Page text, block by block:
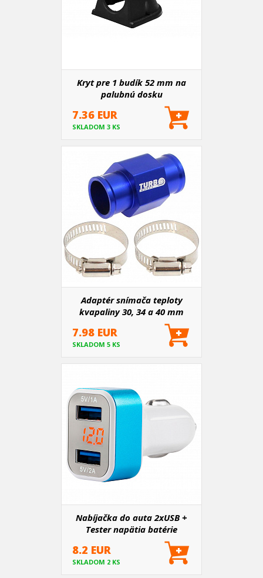
Kryt pre 1 budík 52 mm na
palubnú dosku
7.36 EUR
SKLADOM 3 KS
Adaptér snímača teploty
kvapaliny 30, 34 a 40 mm
7.98 EUR
SKLADOM 5 KS
Nabíjačka do auta 2xUSB +
Tester napätia batérie
8.2 EUR
SKLADOM 2 KS